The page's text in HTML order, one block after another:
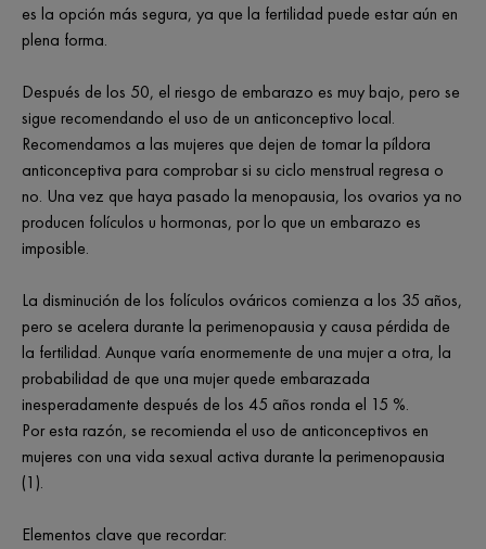
es la opción más segura, ya que la fertilidad puede estar aún en
plena forma.
Después de los 50, el riesgo de embarazo es muy bajo, pero se
sigue recomendando el uso de un anticonceptivo local.
Recomendamos a las mujeres que dejen de tomar la píldora
anticonceptiva para comprobar si su ciclo menstrual regresa o
no. Una vez que haya pasado la menopausia, los ovarios ya no
producen folículos u hormonas, por lo que un embarazo es
imposible.
La disminución de los folículos ováricos comienza a los 35 años,
pero se acelera durante la perimenopausia y causa pérdida de
la fertilidad. Aunque varía enormemente de una mujer a otra, la
probabilidad de que una mujer quede embarazada
inesperadamente después de los 45 años ronda el 15 %.
Por esta razón, se recomienda el uso de anticonceptivos en
mujeres con una vida sexual activa durante la perimenopausia
(1).
Elementos clave que recordar: